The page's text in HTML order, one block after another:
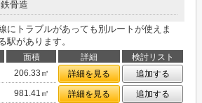
鉄骨造
にトラブルがあっても別ルートが使えま
駅があります。
面積 詳細
検討リスト
206.33㎡ 詳細を見る
追加する
981.41㎡ 詳細を見る 追加する